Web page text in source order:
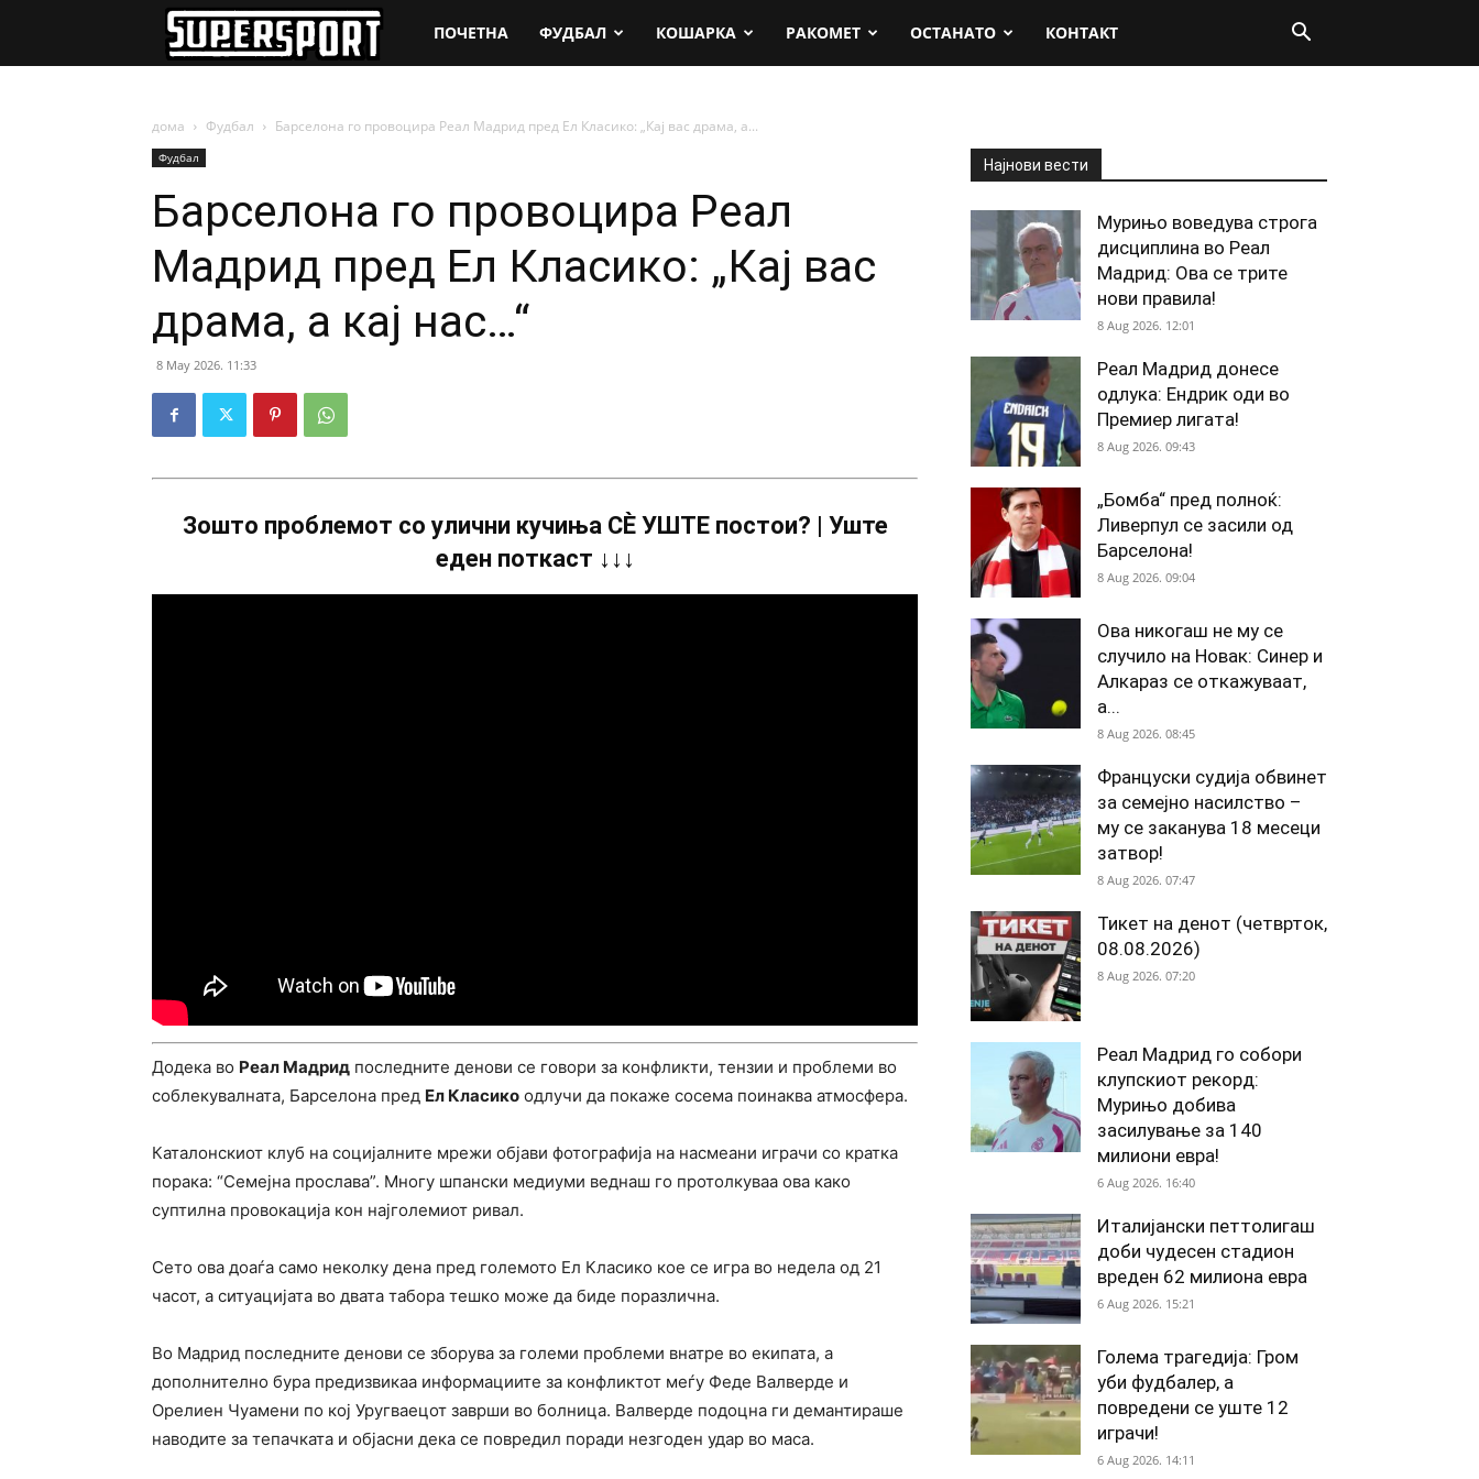
SuperSport.mk
ПОЧЕТНА ФУДБАЛ КОШАРКА РАКОМЕТ ОСТАНАТО КОНТАКТ
дома Фудбал Барселона го провоцира Реал Мадрид пред Ел Класико: „Кај вас драма, а...
Фудбал
Барселона го провоцира Реал
Мадрид пред Ел Класико: „Кај вас
драма, а кај нас…“
8 May 2026. 11:33
Зошто проблемот со улични кучиња СÈ УШТЕ постои? | Уште
еден поткаст ↓↓↓
Додека во Реал Мадрид последните денови се говори за конфликти, тензии и проблеми во
соблекувалната, Барселона пред Ел Класико одлучи да покаже сосема поинаква атмосфера.
Каталонскиот клуб на социјалните мрежи објави фотографија на насмеани играчи со кратка
порака: “Семејна прослава”. Многу шпански медиуми веднаш го протолкуваа ова како
суптилна провокација кон најголемиот ривал.
Сето ова доаѓа само неколку дена пред големото Ел Класико кое се игра во недела од 21
часот, а ситуацијата во двата табора тешко може да биде поразлична.
Во Мадрид последните денови се зборува за големи проблеми внатре во екипата, а
дополнително бура предизвикаа информациите за конфликтот меѓу Феде Валверде и
Орелиен Чуамени по кој Уругваецот заврши во болница. Валверде подоцна ги демантираше
наводите за тепачката и објасни дека се повредил поради незгоден удар во маса.
Најнови вести
Мурињо воведува строга
дисциплина во Реал
Мадрид: Ова се трите
нови правила!
8 Aug 2026. 12:01
Реал Мадрид донесе
одлука: Ендрик оди во
Премиер лигата!
8 Aug 2026. 09:43
„Бомба“ пред полноќ:
Ливерпул се засили од
Барселона!
8 Aug 2026. 09:04
Ова никогаш не му се
случило на Новак: Синер и
Алкараз се откажуваат,
а...
8 Aug 2026. 08:45
Француски судија обвинет
за семејно насилство –
му се заканува 18 месеци
затвор!
8 Aug 2026. 07:47
Тикет на денот (четврток,
08.08.2026)
8 Aug 2026. 07:20
Реал Мадрид го собори
клупскиот рекорд:
Мурињо добива
засилување за 140
милиони евра!
6 Aug 2026. 16:40
Италијански петтолигаш
доби чудесен стадион
вреден 62 милиона евра
6 Aug 2026. 15:21
Голема трагедија: Гром
уби фудбалер, а
повредени се уште 12
играчи!
6 Aug 2026. 14:11